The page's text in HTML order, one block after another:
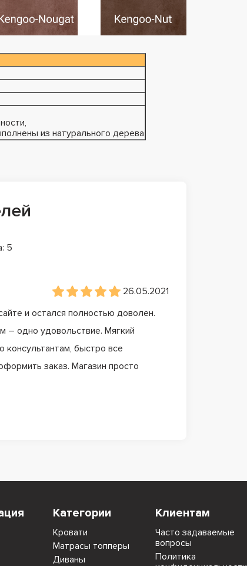
из натурального дерева
5
26.05.2021
и остался полностью доволен.
– одно удовольствие. Мягкий
консультантам, быстро все
заказ. Магазин просто
Категории
Кровати
Матрасы топперы
Диваны
Клиентам
Часто задаваемые
вопросы
Политика